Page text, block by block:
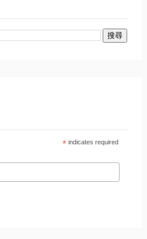
* indicates required